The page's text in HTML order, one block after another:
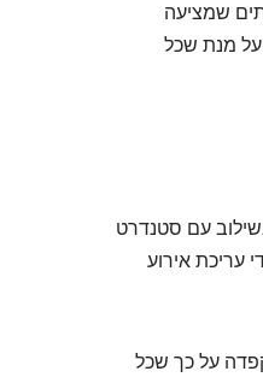
שמציעה
על מנת שכל
עם סטנדרט
עריכת אירוע
על כך שכל